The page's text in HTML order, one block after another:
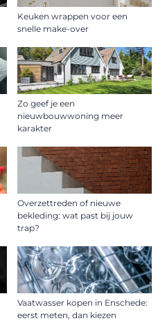
Keuken wrappen voor een
snelle make-over
Zo geef je een
nieuwbouwwoning meer
karakter
Overzettreden of nieuwe
bekleding: wat past bij jouw
trap?
Vaatwasser kopen in Enschede:
eerst meten, dan kiezen